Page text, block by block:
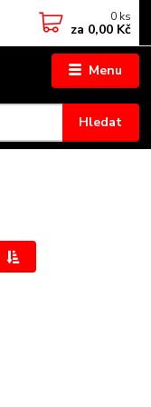
Menu
Hledat
0 ks
za 0,00 Kč